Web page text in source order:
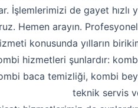
Robotla
Su
İşlemlerimizi de gayet
Hemen arayın.
konusunda yılların
hizmetleri şunlardır:
baca temizliği, kombi
teknik servis